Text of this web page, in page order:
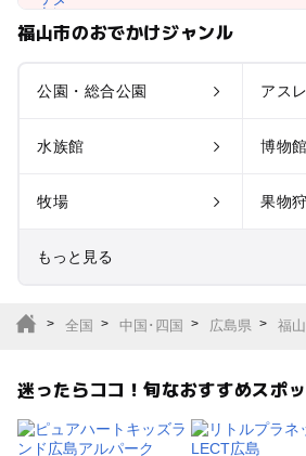
福山市のおでかけジャンル
公園・総合公園 アス
水族館 博物
牧場 果物
もっと見る
サファリパーク
植物
ク
全国 中国･四国 広島県 福
迷ったらココ！旬なおすすめスポ